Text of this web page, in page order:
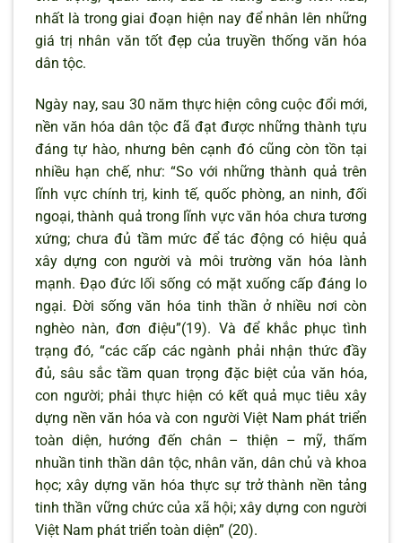
nhất là trong giai đoạn hiện nay để nhân lên những
giá trị nhân văn tốt đẹp của truyền thống văn hóa
dân tộc.
Ngày nay, sau 30 năm thực hiện công cuộc đổi mới,
nền văn hóa dân tộc đã đạt được những thành tựu
đáng tự hào, nhưng bên cạnh đó cũng còn tồn tại
nhiều hạn chế, như: “So với những thành quả trên
lĩnh vực chính trị, kinh tế, quốc phòng, an ninh, đối
ngoại, thành quả trong lĩnh vực văn hóa chưa tương
xứng; chưa đủ tầm mức để tác động có hiệu quả
xây dựng con người và môi trường văn hóa lành
mạnh. Đạo đức lối sống có mặt xuống cấp đáng lo
ngại. Đời sống văn hóa tinh thần ở nhiều nơi còn
nghèo nàn, đơn điệu”(19). Và để khắc phục tình
trạng đó, “các cấp các ngành phải nhận thức đầy
đủ, sâu sắc tầm quan trọng đặc biệt của văn hóa,
con người; phải thực hiện có kết quả mục tiêu xây
dựng nền văn hóa và con người Việt Nam phát triển
toàn diện, hướng đến chân – thiện – mỹ, thấm
nhuần tinh thần dân tộc, nhân văn, dân chủ và khoa
học; xây dựng văn hóa thực sự trở thành nền tảng
tinh thần vững chức của xã hội; xây dựng con người
Việt Nam phát triển toàn diện” (20).